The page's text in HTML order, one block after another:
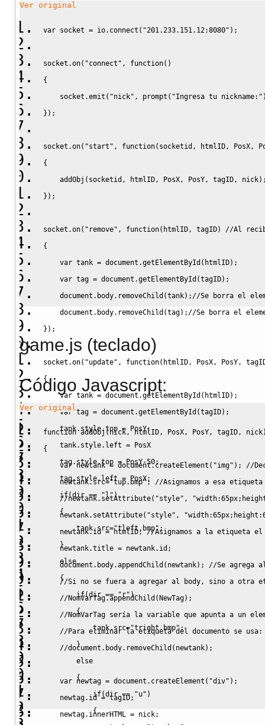
Ver original
var socket = io. connect ( "201.233.151.12:8080" ) ;
socket.on( "connect" , function( )
{
socket.emit ( "nick" , prompt ( "Ingresa tu nickname:"
} ) ;
socket.on( "start" , function( socketid , htmlID , PosX ,
{
addObj ( socketid , htmlID , PosX , PosY , tagID , nick)
} ) ;
socket.on( "remove" , function( htmlID , tagID)
//Al
{
var tank = document.getElementById ( htmlID) ;
var tag = document.getElementById (tagID) ;
document. body. removeChild (tank) ; //Se borra el
document. body. removeChild (tag) ; //Se borra el
} ) ;
socket.on( "update" , function( htmlID , PosX , PosY ,
{
var tank = document.getElementById ( htmlID) ;
var tag = document.getElementById (tagID) ;
tank. style.top = PosY;
tank. style. left = PosX
tag. style.top = PosY-50;
tag. style. left = PosX;
if(dir == "l" )
{
tank. src="tleft.bmp" ;
}
else
{
if(dir == "r" )
{
tank. src="tright.bmp";
}
else
{
if(dir == "u" )
{
game.js (teclado)
Código Javascript:
Ver original
function addObj (nick, htmlID, PosX, PosY, tagID, nick
{
var newtank = document.createElement ( "img" ) ;
//
newtank.src="tup.bmp";
//Asignamos a esa
//newtank.setAttribute("style",
newtank. setAttribute( "style" ,
newtank.id = htmlID;
//Asignamos a la etiqueta
newtank.title = newtank. id ;
document. body.appendChild ( newtank) ;
//Se agrega
//Si no se fuera a agregar al body, sino a otra
//NomVarTag.appendChild(NewTag);
//NomVarTag sería la variable que apunta a un
//Para eliminar la etiqueta del documento se usa:
//document.body.removeChild(newtank);
var newtag = document. createElement ( "div" ) ;
newtag. id = tagID;
newtag. innerHTML = nick;